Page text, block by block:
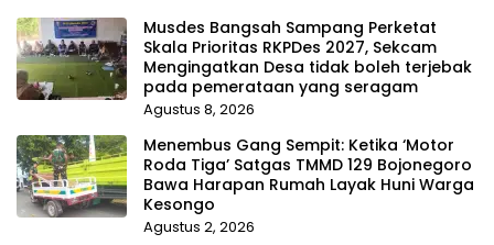
Musdes Bangsah Sampang Perketat
Skala Prioritas RKPDes 2027, Sekcam
Mengingatkan Desa tidak boleh terjebak
pada pemerataan yang seragam
Agustus 8, 2026
Menembus Gang Sempit: Ketika ‘Motor
Roda Tiga’ Satgas TMMD 129 Bojonegoro
Bawa Harapan Rumah Layak Huni Warga
Kesongo
Agustus 2, 2026